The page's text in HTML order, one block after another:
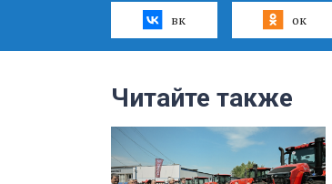
вк ок
Читайте также